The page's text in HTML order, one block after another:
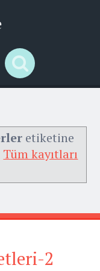
Links
Search
etiketine
Tüm kayıtları
2